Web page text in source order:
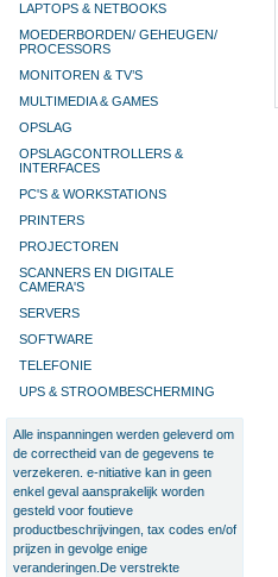
LAPTOPS & NETBOOKS
MOEDERBORDEN/ GEHEUGEN/
PROCESSORS
MONITOREN & TV’S
MULTIMEDIA & GAMES
OPSLAG
OPSLAGCONTROLLERS &
INTERFACES
PC'S & WORKSTATIONS
PRINTERS
PROJECTOREN
SCANNERS EN DIGITALE
CAMERA'S
SERVERS
SOFTWARE
TELEFONIE
UPS & STROOMBESCHERMING
Alle inspanningen werden geleverd om
de correctheid van de gegevens te
verzekeren. e-nitiative kan in geen
enkel geval aansprakelijk worden
gesteld voor foutieve
productbeschrijvingen, tax codes en/of
prijzen in gevolge enige
veranderingen.De verstrekte